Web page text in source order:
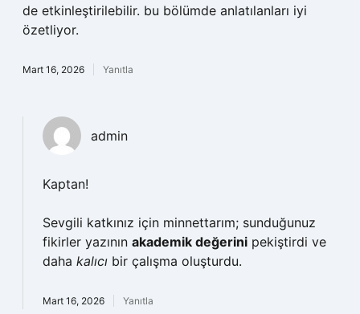
de etkinleştirilebilir. bu bölümde anlatılanları iyi
özetliyor.
Mart 16, 2026 Yanıtla
admin
Kaptan!
Sevgili katkınız için minnettarım; sunduğunuz
fikirler yazının akademik değerini pekiştirdi ve
daha kalıcı bir çalışma oluşturdu.
Mart 16, 2026 Yanıtla